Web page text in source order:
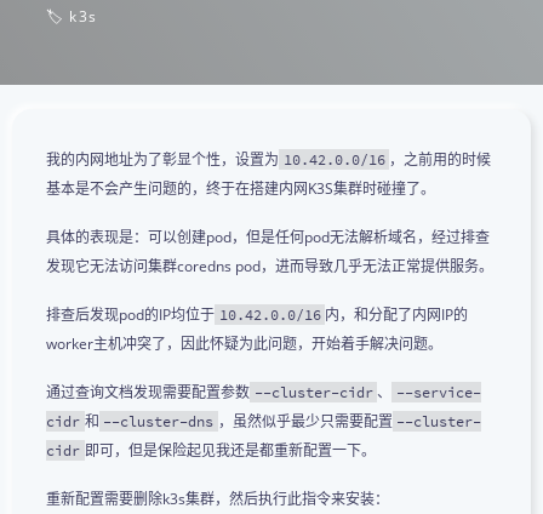
🏷️ k3s
我的内网地址为了彰显个性，设置为 10.42.0.0/16 ，之前用的时候
基本是不会产生问题的，终于在搭建内网K3S集群时碰撞了。
具体的表现是：可以创建pod，但是任何pod无法解析域名，经过排查
发现它无法访问集群coredns pod，进而导致几乎无法正常提供服务。
排查后发现pod的IP均位于 10.42.0.0/16 内，和分配了内网IP的
worker主机冲突了，因此怀疑为此问题，开始着手解决问题。
通过查询文档发现需要配置参数 --cluster-cidr 、
--service-
cidr 和 --cluster-dns ，虽然似乎最少只需要配置 --cluster-
cidr 即可，但是保险起见我还是都重新配置一下。
重新配置需要删除k3s集群，然后执行此指令来安装：